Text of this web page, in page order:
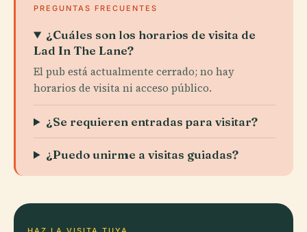
PREGUNTAS FRECUENTES
¿Cuáles son los horarios de visita de
Lad In The Lane?
El pub está actualmente cerrado; no hay
horarios de visita ni acceso público.
¿Se requieren entradas para visitar?
¿Puedo unirme a visitas guiadas?